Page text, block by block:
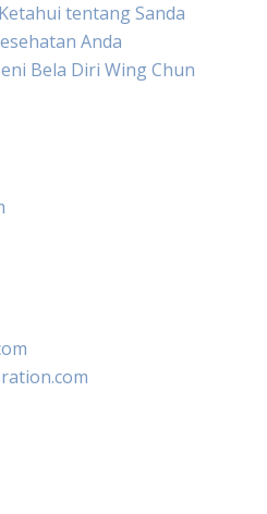
tentang Sanda
Anda
Bela Diri Wing Chun